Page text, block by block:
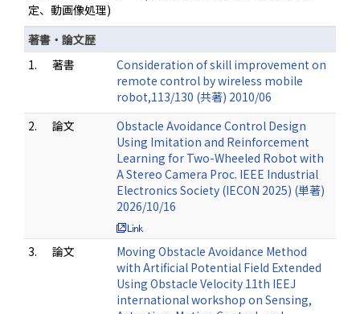
定、動画像処理)
著書・論文歴
1.
著書
Consideration of skill improvement on
remote control by wireless mobile
robot,113/130 (共著) 2010/06
2.
論文
Obstacle Avoidance Control Design
Using Imitation and Reinforcement
Learning for Two-Wheeled Robot with
A Stereo Camera Proc. IEEE Industrial
Electronics Society (IECON 2025) (単著)
2026/10/16
3. 論文
Moving Obstacle Avoidance Method
with Artificial Potential Field Extended
Using Obstacle Velocity 11th IEEJ
international workshop on Sensing,